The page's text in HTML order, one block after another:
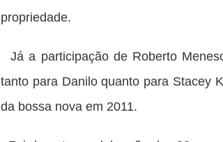
propriedade.
Já a participação de Roberto
tanto para Danilo quanto para Stacey
da bossa nova em 2011.